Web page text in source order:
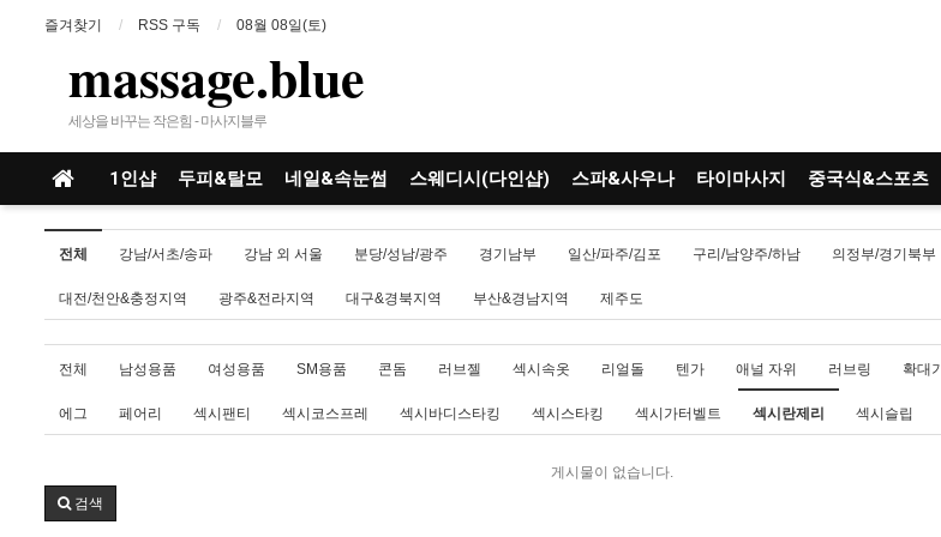
즐겨찾기 RSS 구독 08월 08일(토)
massage.blue
세상을 바꾸는 작은힘 - 마사지블루
1인샵 두피&탈모 네일&속눈썹 스웨디시(다인샵) 스파&사우나 타이마사지 중국식&스포츠
전체 강남/서초/송파 강남 외 서울 분당/성남/광주 경기남부 일산/파주/김포 구리/남양주/하남 의정부/경기북부
대전/천안&충정지역 광주&전라지역 대구&경북지역 부산&경남지역 제주도
전체 남성용품 여성용품 SM용품 콘돔 러브젤 섹시속옷 리얼돌 텐가 애널 자위 러브링 확대기
에그 페어리 섹시팬티 섹시코스프레 섹시바디스타킹 섹시스타킹 섹시가터벨트 섹시란제리 섹시슬립
게시물이 없습니다.
검색